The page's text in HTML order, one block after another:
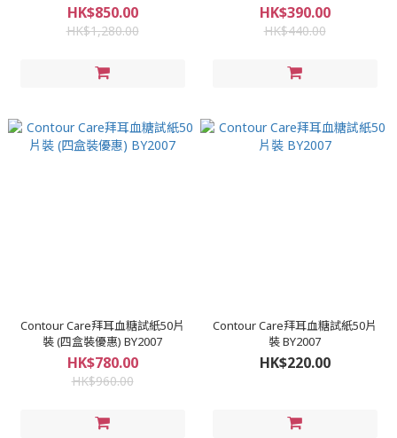
HK$850.00
HK$1,280.00
HK$390.00
HK$440.00
Contour Care拜耳血糖試紙50片
裝 (四盒裝優惠) BY2007
HK$780.00
HK$960.00
Contour Care拜耳血糖試紙50片
裝 BY2007
HK$220.00